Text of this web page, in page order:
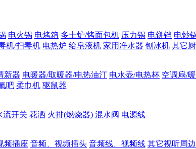
电火锅 电烤箱 多士炉/烤面包机 压力锅 电饼铛 电炒
机/扫毒机 电热炉 给皂液机 家用净水器 刨冰机 其它
新器 电暖器/取暖器/电热油汀 电水壶/电热杯 空调扇/
吧 柔巾机 驱鼠器
流开关 花洒 火排(燃烧器) 混水阀 电源线
频插座 音频、视频插头 音频线、视频线 其它视听周